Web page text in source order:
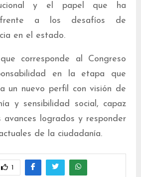
y el papel que ha
frente a los desafíos de
en el estado.
corresponde al Congreso
en la etapa que
un nuevo perfil con visión de
y sensibilidad social, capaz
avances logrados y responder
de la ciudadanía.
1